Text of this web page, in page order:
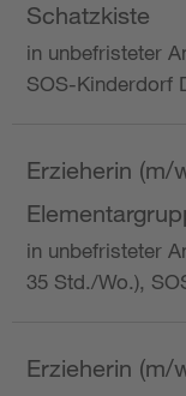
Schatzkiste
in unbefristeter
SOS-Kinderdorf
Erzieherin (m/
in unbefristeter
35 Std./Wo.),
Erzieherin (m/